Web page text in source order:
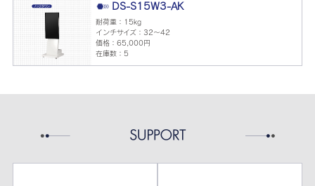
DS-S15W3-AK
耐荷重：15kg
インチサイズ：32～42
価格：65,000円
在庫数：5